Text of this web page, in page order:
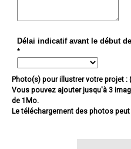
Délai indicatif avant le début
*
Photo(s) pour illustrer votre projet
Vous pouvez ajouter jusqu'à 3
de 1Mo.
Le téléchargement des photos